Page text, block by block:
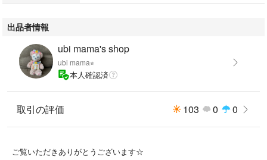
出品者情報
ubi mama's shop
ubi mama⭐︎
本人確認済
取引の評価 103 0 0
ご覧いただきありがとうございます☆